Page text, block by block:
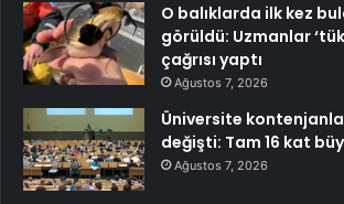
O balıklarda ilk kez
görüldü: Uzmanlar
çağrısı yaptı
Ağustos 7, 2026
Üniversite
değişti: Tam 16 kat
Ağustos 7, 2026